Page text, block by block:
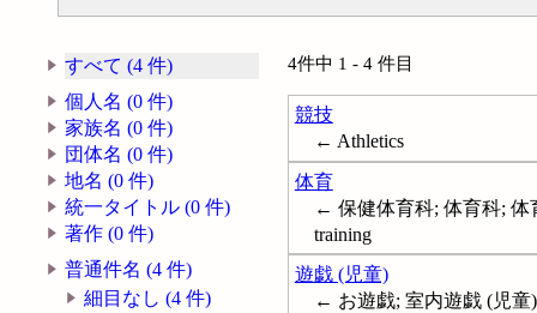
すべて (4 件)
個人名 (0 件)
家族名 (0 件)
団体名 (0 件)
地名 (0 件)
統一タイトル (0 件)
著作 (0 件)
普通件名 (4 件)
細目なし (4 件)
4件中 1 - 4 件目
競技
← Athletics
体育
← 保健体育科; 体育科; 体
training
遊戯 (児童)
← お遊戯; 室内遊戯 (児童